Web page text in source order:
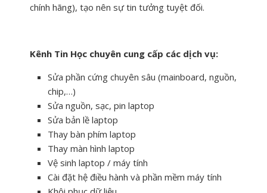
chính hãng), tạo nên sự tin tưởng tuyệt đối.
Kênh Tin Học chuyên cung cấp các dịch vụ:
Sửa phần cứng chuyên sâu (mainboard, nguồn,
chip,…)
Sửa nguồn, sạc, pin laptop
Sửa bản lề laptop
Thay bàn phím laptop
Thay màn hình laptop
Vệ sinh laptop / máy tính
Cài đặt hệ điều hành và phần mềm máy tính